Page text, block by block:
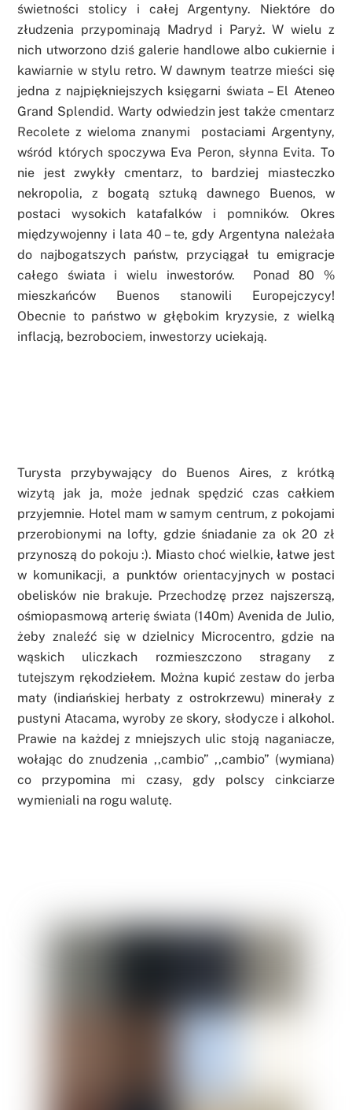
świetności stolicy i całej Argentyny. Niektóre do
złudzenia przypominają Madryd i Paryż. W wielu z
nich utworzono dziś galerie handlowe albo cukiernie i
kawiarnie w stylu retro. W dawnym teatrze mieści się
jedna z najpiękniejszych księgarni świata – El Ateneo
Grand Splendid. Warty odwiedzin jest także cmentarz
Recolete z wieloma znanymi postaciami Argentyny,
wśród których spoczywa Eva Peron, słynna Evita. To
nie jest zwykły cmentarz, to bardziej miasteczko
nekropolia, z bogatą sztuką dawnego Buenos, w
postaci wysokich katafalków i pomników. Okres
międzywojenny i lata 40 – te, gdy Argentyna należała
do najbogatszych państw, przyciągał tu emigracje
całego świata i wielu inwestorów. Ponad 80 %
mieszkańców Buenos stanowili Europejczycy!
Obecnie to państwo w głębokim kryzysie, z wielką
inflacją, bezrobociem, inwestorzy uciekają.
Turysta przybywający do Buenos Aires, z krótką
wizytą jak ja, może jednak spędzić czas całkiem
przyjemnie. Hotel mam w samym centrum, z pokojami
przerobionymi na lofty, gdzie śniadanie za ok 20 zł
przynoszą do pokoju :). Miasto choć wielkie, łatwe jest
w komunikacji, a punktów orientacyjnych w postaci
obelisków nie brakuje. Przechodzę przez najszerszą,
ośmiopasmową arterię świata (140m) Avenida de Julio,
żeby znaleźć się w dzielnicy Microcentro, gdzie na
wąskich uliczkach rozmieszczono stragany z
tutejszym rękodziełem. Można kupić zestaw do jerba
maty (indiańskiej herbaty z ostrokrzewu) minerały z
pustyni Atacama, wyroby ze skory, słodycze i alkohol.
Prawie na każdej z mniejszych ulic stoją naganiacze,
wołając do znudzenia ,,cambio” ,,cambio” (wymiana)
co przypomina mi czasy, gdy polscy cinkciarze
wymieniali na rogu walutę.